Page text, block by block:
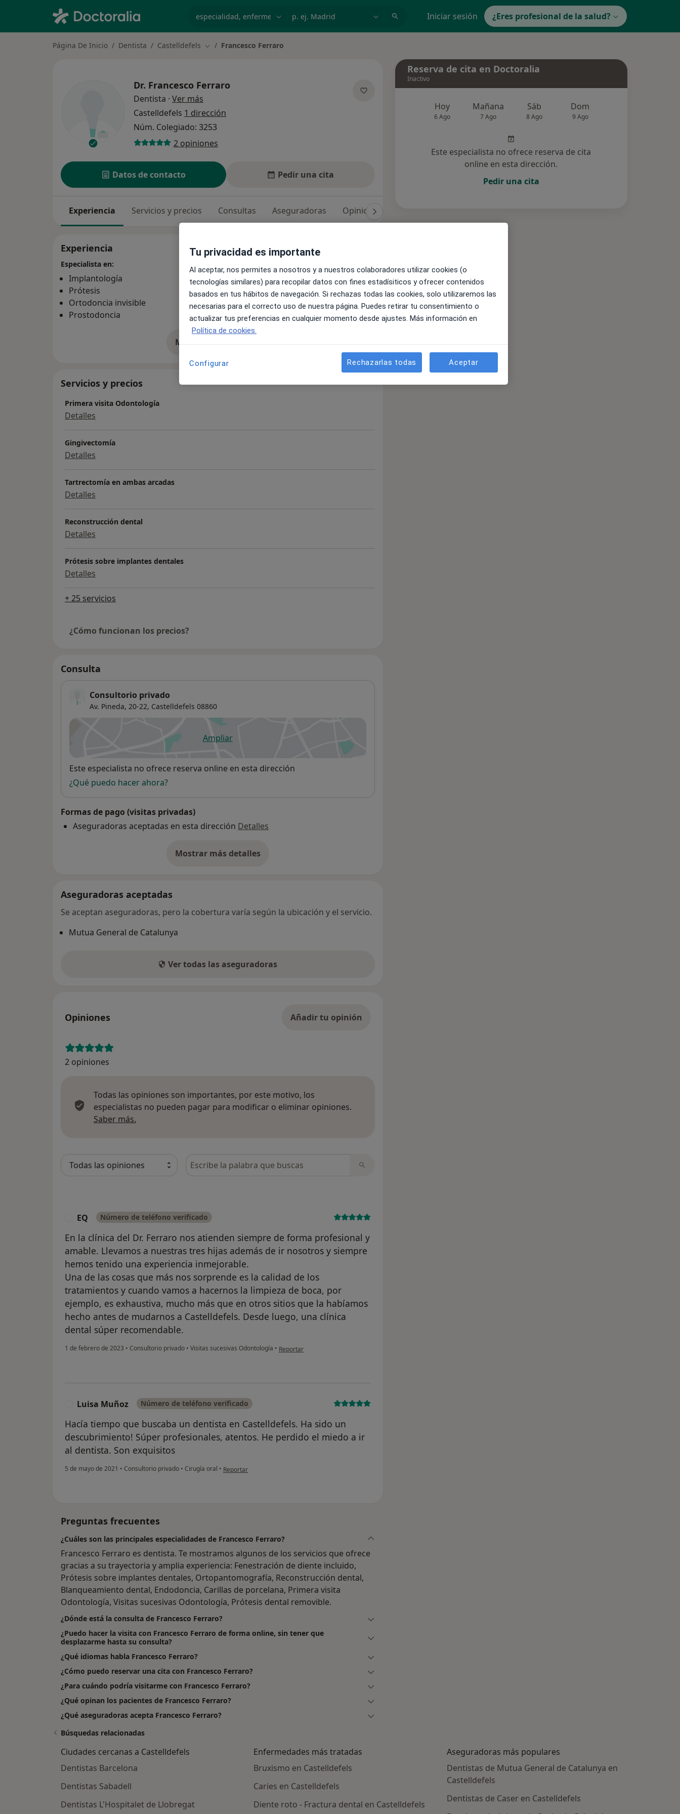
Iniciar sesión ¿Eres profesional de la salud?
Página De Inicio Dentista Castelldefels Cambiar de ciudad
Francesco Ferraro
Dr. Francesco Ferraro
Dentista · Ver más
Castelldefels 1 dirección
Núm. Colegiado: 3253
2 opiniones
Datos de contacto Pedir una cita
Experiencia Servicios y precios Consultas Aseguradoras Opiniones (2)
Experiencia
Especialista en:
Implantología
Prótesis
Ortodoncia invisible
Prostodoncia
Mostrar más detalles
Servicios y precios
Primera visita Odontología
Detalles
Gingivectomía
Detalles
Tartrectomía en ambas arcadas
Detalles
Reconstrucción dental
Detalles
Prótesis sobre implantes dentales
Detalles
+ 25 servicios
¿Cómo funcionan los precios?
Consulta
Consultorio privado
Av. Pineda, 20-22, Castelldefels 08860
Ampliarse abre en una nueva pestaña
Disponibilidad
Este especialista no ofrece reserva online en esta dirección
¿Qué puedo hacer ahora?
Formas de pago (visitas privadas)
Aseguradoras aceptadas en esta dirección Detalles
Mostrar más detalles
sobre la dirección
Aseguradoras aceptadas
Se aceptan aseguradoras, pero la cobertura varía según la ubicación y el servicio.
Mutua General de Catalunya
Ver todas las aseguradoras
Opiniones Añadir tu opinión
2 opiniones
Todas las opiniones son importantes, por este motivo, los
especialistas no pueden pagar para modificar o eliminar opiniones.
Saber más.
Busca en opiniones
EQ Número de teléfono verificado
En la clínica del Dr. Ferraro nos atienden siempre de forma profesional y
amable. Llevamos a nuestras tres hijas además de ir nosotros y siempre
hemos tenido una experiencia inmejorable.
Una de las cosas que más nos sorprende es la calidad de los
tratamientos y cuando vamos a hacernos la limpieza de boca, por
ejemplo, es exhaustiva, mucho más que en otros sitios que la habíamos
hecho antes de mudarnos a Castelldefels. Desde luego, una clínica
dental súper recomendable.
1 de febrero de 2023 • Consultorio privado • Visitas sucesivas Odontología • en opinión del usuario EQ
Reportar
Luisa Muñoz Número de teléfono verificado
Hacía tiempo que buscaba un dentista en Castelldefels. Ha sido un
descubrimiento! Súper profesionales, atentos. He perdido el miedo a ir
al dentista. Son exquisitos
5 de mayo de 2021 • Consultorio privado • Cirugía oral • en opinión del usuario Luisa Muñoz
Reportar
Preguntas frecuentes
¿Cuáles son las principales especialidades de Francesco Ferraro?
Francesco Ferraro es dentista. Te mostramos algunos de los servicios que ofrece
gracias a su trayectoria y amplia experiencia: Fenestración de diente incluido,
Prótesis sobre implantes dentales, Ortopantomografía, Reconstrucción dental,
Blanqueamiento dental, Endodoncia, Carillas de porcelana, Primera visita
Odontología, Visitas sucesivas Odontología, Prótesis dental removible.
¿Dónde está la consulta de Francesco Ferraro?
¿Puedo hacer la visita con Francesco Ferraro de forma online, sin tener que
desplazarme hasta su consulta?
¿Qué idiomas habla Francesco Ferraro?
¿Cómo puedo reservar una cita con Francesco Ferraro?
¿Para cuándo podría visitarme con Francesco Ferraro?
¿Qué opinan los pacientes de Francesco Ferraro?
¿Qué aseguradoras acepta Francesco Ferraro?
Reserva de cita en Doctoralia
Inactivo
Hoy
6 Ago
Mañana
7 Ago
Sáb
8 Ago
Dom
9 Ago
Este especialista no ofrece reserva de cita
online en esta dirección.
Pedir una cita
Búsquedas relacionadas
Ciudades cercanas a Castelldefels
Dentistas Barcelona
Dentistas Sabadell
Dentistas L'Hospitalet de Llobregat
Enfermedades más tratadas
Bruxismo en Castelldefels
Caries en Castelldefels
Diente roto - Fractura dental en Castelldefels
Aseguradoras más populares
Dentistas de Mutua General de Catalunya en
Castelldefels
Dentistas de Caser en Castelldefels
Tu privacidad es importante
Al aceptar, nos permites a nosotros y a nuestros colaboradores utilizar cookies (o
tecnologías similares) para recopilar datos con fines estadísiticos y ofrecer contenidos
basados en tus hábitos de navegación. Si rechazas todas las cookies, solo utilizaremos las
necesarias para el correcto uso de nuestra página. Puedes retirar tu consentimiento o
actualizar tus preferencias en cualquier momento desde ajustes. Más información en
Política de cookies.
Configurar Rechazarlas todas Aceptar